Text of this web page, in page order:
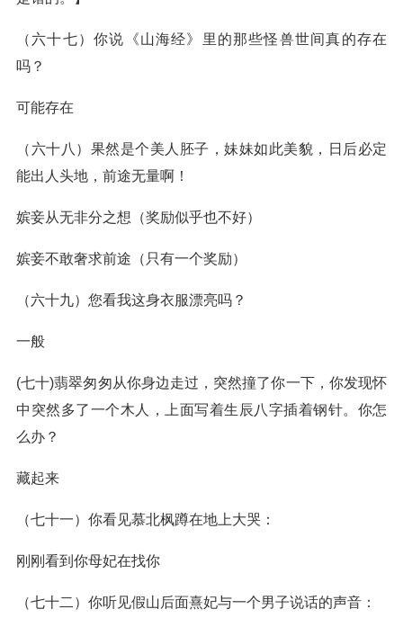
（六十七）你说《山海经》里的那些怪兽世间真的存在
吗？
可能存在
（六十八）果然是个美人胚子，妹妹如此美貌，日后必定
能出人头地，前途无量啊！
嫔妾从无非分之想（奖励似乎也不好）
嫔妾不敢奢求前途（只有一个奖励）
（六十九）您看我这身衣服漂亮吗？
一般
(七十)翡翠匆匆从你身边走过，突然撞了你一下，你发现怀
中突然多了一个木人，上面写着生辰八字插着钢针。你怎
么办？
藏起来
（七十一）你看见慕北枫蹲在地上大哭：
刚刚看到你母妃在找你
（七十二）你听见假山后面熹妃与一个男子说话的声音：